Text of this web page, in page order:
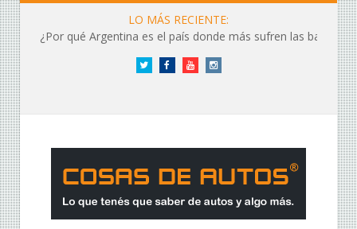
LO MÁS RECIENTE:
¿Por qué Argentina es el país donde más sufren las baterías?
Twitter FacebookYouTubeInstagram